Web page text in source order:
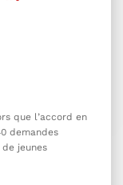
que l’accord en
demandes
jeunes